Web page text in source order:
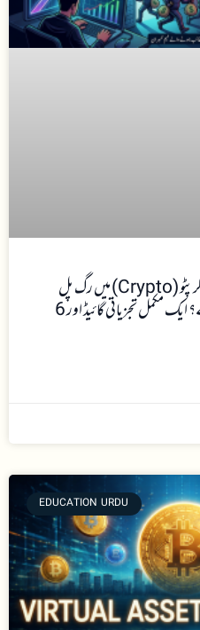
(Rug Pull)رگ پل کیا ہے؟ کرپٹو (Crypto) میں رگ پل
اسکیم (scam)کیسے کام کرتی ہے؟ ایک مکمل تجزیاتی گائیڈ اور 6
EDUCATION URDU